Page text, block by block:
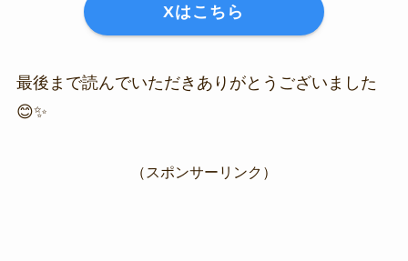
Xはこちら
最後まで読んでいただきありがとうございました
😊✨
（スポンサーリンク）